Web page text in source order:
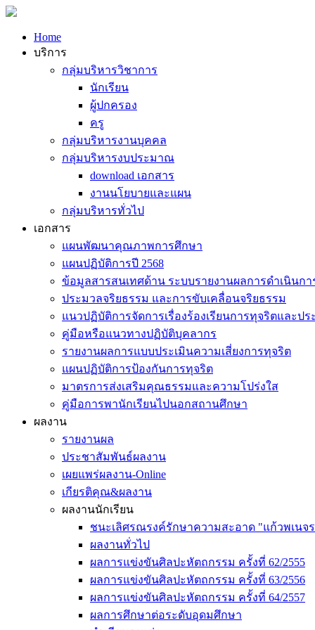
Home
บริการ
กลุ่มบริหารวิชาการ
นักเรียน
ผู้ปกครอง
ครู
กลุ่มบริหารงานบุคคล
กลุ่มบริหารงบประมาณ
download เอกสาร
งานนโยบายและแผน
กลุ่มบริหารทั่วไป
เอกสาร
แผนพัฒนาคุณภาพการศึกษา
แผนปฏิบัติการปี 2568
ข้อมูลสารสนเทศด้าน ระบบรายงานผลการดำเนินก
ประมวลจริยธรรม และการขับเคลื่อนจริยธรรม
แนวปฏิบัติการจัดการเรื่องร้องเรียนการทุจริตและป
คู่มือหรือแนวทางปฏิบัติบุคลากร
รายงานผลการแบบประเมินความเสี่ยงการทุจริต
แผนปฏิบัติการป้องกันการทุจริต
มาตรการส่งเสริมคุณธรรมและความโปร่งใส
คู่มือการพานักเรียนไปนอกสถานศึกษา
ผลงาน
รายงานผล
ประชาสัมพันธ์ผลงาน
เผยแพร่ผลงาน-Online
เกียรติคุณ&ผลงาน
ผลงานนักเรียน
ชนะเลิศรณรงค์รักษาความสะอาด "แก้วพเนจ
ผลงานทั่วไป
ผลการแข่งขันศิลปะหัตถกรรม ครั้งที่ 62/2555
ผลการแข่งขันศิลปะหัตถกรรม ครั้งที่ 63/2556
ผลการแข่งขันศิลปะหัตถกรรม ครั้งที่ 64/2557
ผลการศึกษาต่อระดับอุดมศึกษา